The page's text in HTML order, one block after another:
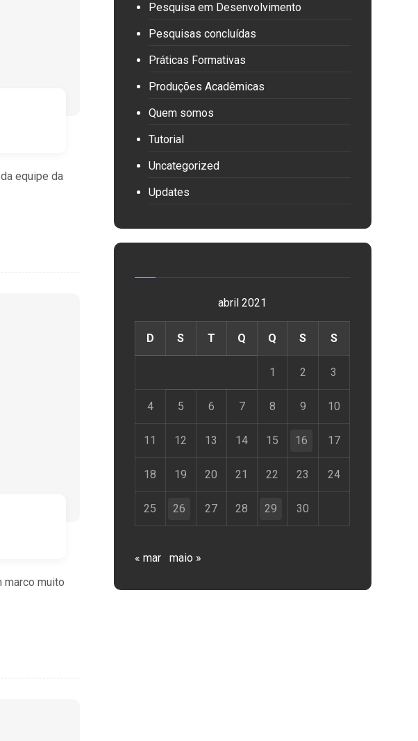
equipe da
marco muito
Pesquisa em Desenvolvimento
Pesquisas concluídas
Práticas Formativas
Produções Acadêmicas
Quem somos
Tutorial
Uncategorized
Updates
abril 2021
D S T Q Q S S
1 2 3
4 5 6 7 8 9 10
11 12 13 14 15 16 17
18 19 20 21 22 23 24
25 26 27 28 29 30
« mar maio »